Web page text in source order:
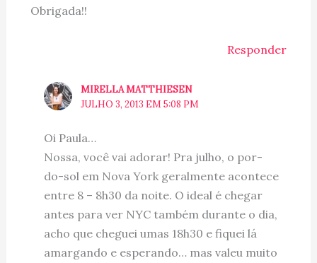
Obrigada!!
Responder
MIRELLA MATTHIESEN
JULHO 3, 2013 EM 5:08 PM
Oi Paula…
Nossa, você vai adorar! Pra julho, o por-
do-sol em Nova York geralmente acontece
entre 8 – 8h30 da noite. O ideal é chegar
antes para ver NYC também durante o dia,
acho que cheguei umas 18h30 e fiquei lá
amargando e esperando… mas valeu muito